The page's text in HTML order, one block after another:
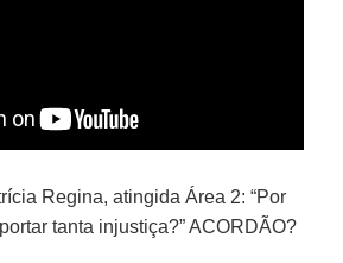
Regina, atingida Área 2: “Por
tanta injustiça?” ACORDÃO?